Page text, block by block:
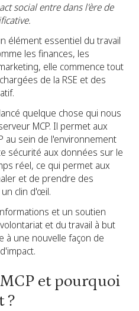
social entre dans l'ère de
élément essentiel du travail
les finances, les
elle commence tout
de la RSE et des
quelque chose qui nous
MCP. Il permet aux
au sein de l'environnement
sécurité aux données sur le
réel, ce qui permet aux
et de prendre des
clin d'œil.
et un soutien
et du travail à but
à une nouvelle façon de
et pourquoi
?